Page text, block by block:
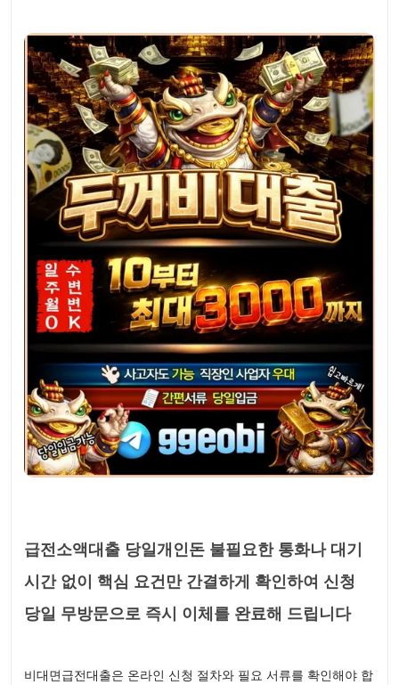
급전소액대출 당일개인돈 불필요한 통화나 대기
시간 없이 핵심 요건만 간결하게 확인하여 신청
당일 무방문으로 즉시 이체를 완료해 드립니다
비대면급전대출은 온라인 신청 절차와 필요 서류를 확인해야 합